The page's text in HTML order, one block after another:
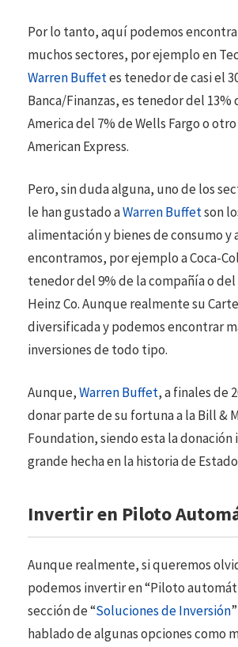
Por lo tanto, aquí podemos
muchos sectores, por ejemplo en
Warren Buffetes tenedor de casi el
Banca/Finanzas, es tenedor del 13%
America del 7% de Wells Fargo o
American Express.
Pero, sin duda alguna, uno de los
le han gustado aWarren Buffetson
alimentación y bienes de consumo y
encontramos, por ejemplo a Coca-
tenedor del 9% de la compañía o del
Heinz Co. Aunque realmente su
diversificada y podemos encontrar
inversiones de todo tipo.
Aunque,Warren Buffet, a finales de
donar parte de su fortuna a la Bill &
Foundation, siendo esta la donación
grande hecha en la historia de
Invertir en Piloto
Aunque realmente, si queremos
podemos invertir en “Piloto
sección de “Soluciones de Inversión
hablado de algunas opciones como